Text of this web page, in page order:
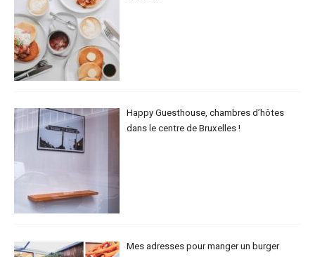
Happy Guesthouse, chambres d’hôtes
dans le centre de Bruxelles !
Mes adresses pour manger un burger